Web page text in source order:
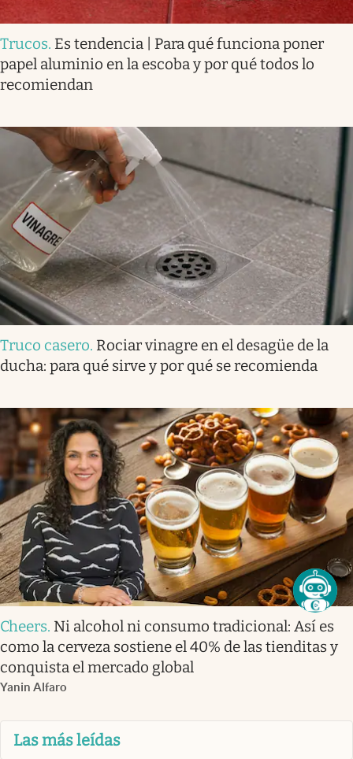
Trucos. Es tendencia | Para qué funciona poner
papel aluminio en la escoba y por qué todos lo
recomiendan
Truco casero. Rociar vinagre en el desagüe de la
ducha: para qué sirve y por qué se recomienda
Cheers. Ni alcohol ni consumo tradicional: Así es
como la cerveza sostiene el 40% de las tienditas y
conquista el mercado global
Yanin Alfaro
Las más leídas